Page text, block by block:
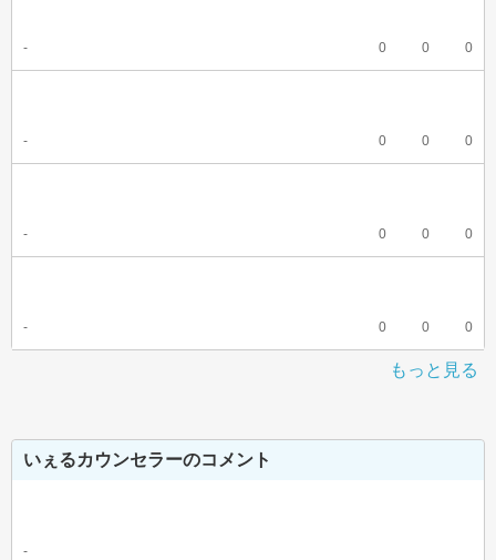
- 0 0 0
- 0 0 0
- 0 0 0
- 0 0 0
もっと見る
いぇるカウンセラーのコメント
-